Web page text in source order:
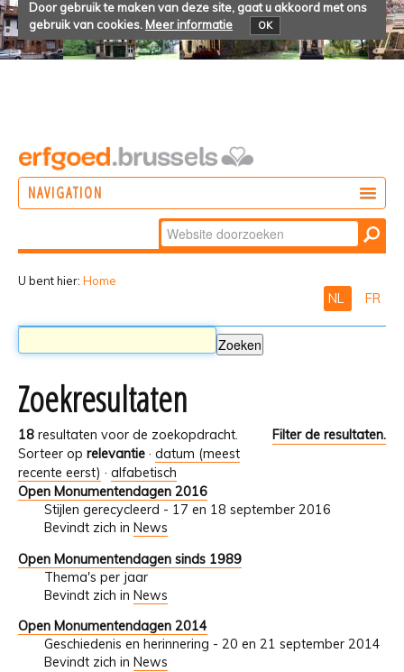
Door gebruik te maken van deze site, gaat u akkoord met ons
gebruik van cookies. Meer informatie OK
NAVIGATION
Zoek
Geavanceerd
U bent hier: Home
NL FR
Zoekresultaten
18 resultaten voor de zoekopdracht.
Filter de resultaten.
Sorteer op relevantie · datum (meest
recente eerst) · alfabetisch
Open Monumentendagen 2016
Stijlen gerecycleerd - 17 en 18 september 2016
Bevindt zich in News
Open Monumentendagen sinds 1989
Thema's per jaar
Bevindt zich in News
Open Monumentendagen 2014
Geschiedenis en herinnering - 20 en 21 september 2014
Bevindt zich in News